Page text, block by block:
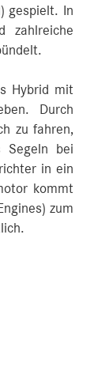
gespielt. In
zahlreiche
Hybrid mit
Durch
zu fahren,
Segeln bei
in ein
kommt
zum